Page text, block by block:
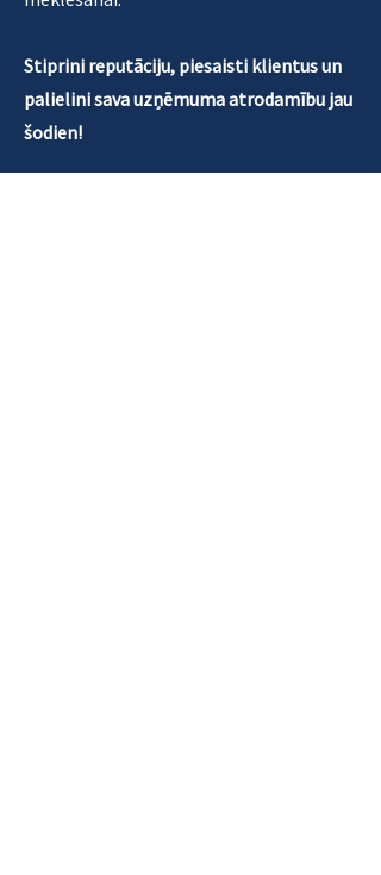
Stiprini reputāciju, piesaisti klientus un
palielini sava uzņēmuma atrodamību jau
šodien!